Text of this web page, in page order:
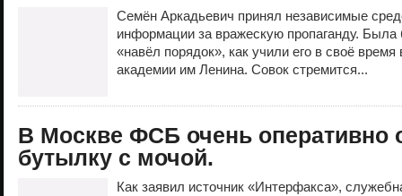
Семён Аркадьевич принял независимые
информации за вражескую пропаганду.
«навёл порядок», как учили его в своё время
академии им Ленина. Совок стремится...
В Москве ФСБ очень оперативно
бутылку с мочой.
Как заявил источник «Интерфакса»,